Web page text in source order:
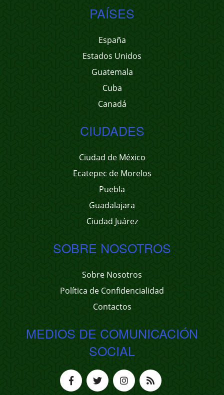
PAÍSES
España
Estados Unidos
Guatemala
Cuba
Canadá
CIUDADES
Ciudad de México
Ecatepec de Morelos
Puebla
Guadalajara
Ciudad Juárez
SOBRE NOSOTROS
Sobre Nosotros
Política de Confidencialidad
Contactos
MEDIOS DE COMUNICACIÓN
SOCIAL